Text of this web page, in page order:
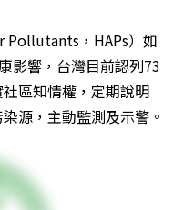
Pollutants，HAPs）如
影響，台灣目前認列73
區知情權，定期說明
源，主動監測及示警。